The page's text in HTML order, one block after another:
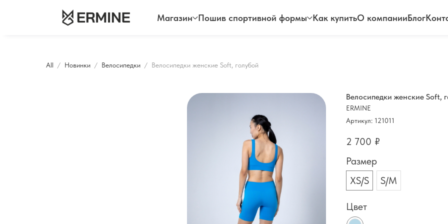
Магазин Пошив спортивной формы Как купитьО компанииБлог
All Новинки Велосипедки Велосипедки женские Soft, голубой
Велосипедки женские Soft,
ERMINE
Артикул: 121011
2 700 ₽
Размер
XS/S
S/M
Цвет